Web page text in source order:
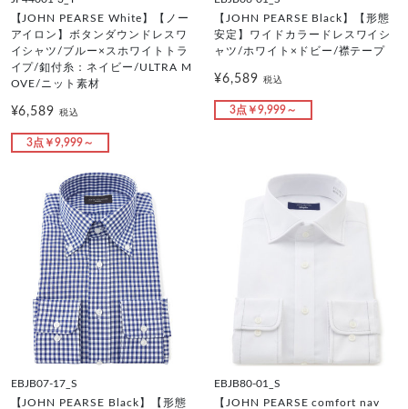
【JOHN PEARSE White】【ノー
アイロン】ボタンダウンドレスワ
イシャツ/ブルー×スホワイトトラ
イプ/釦付糸：ネイビー/ULTRA M
OVE/ニット素材
¥6,589税込
3点￥9,999～
【JOHN PEARSE Black】【形態
安定】ワイドカラードレスワイシ
ャツ/ホワイト×ドビー/襟テープ
¥6,589 税込
3点￥9,999～
EBJB07-17_S
【JOHN PEARSE Black】【形態
EBJB80-01_S
【JOHN PEARSE comfort nav